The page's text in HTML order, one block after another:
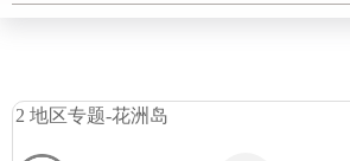
2 地区专题-花洲岛